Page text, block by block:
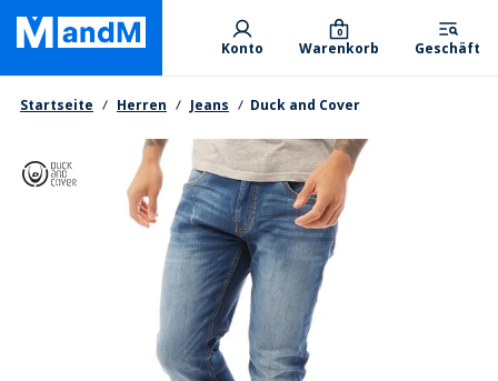
Skip
main
content
Primary departments
Konto Warenkorb
0
Geschäft
Brotkrumen
Startseite Herren Jeans Duck and Cover